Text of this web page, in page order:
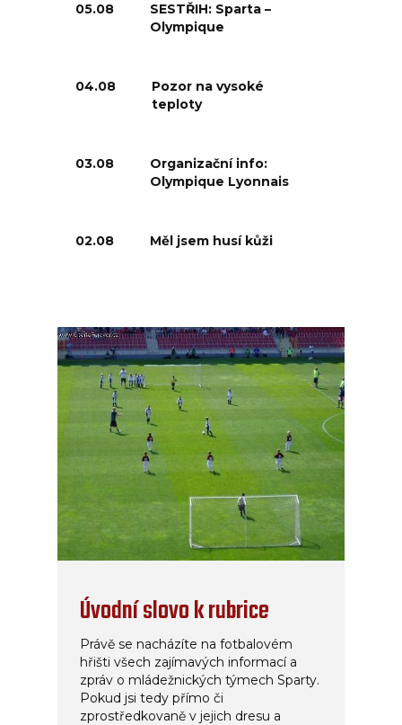
05.08
SESTŘIH: Sparta –
Olympique
04.08
Pozor na vysoké
teploty
03.08
Organizační info:
Olympique Lyonnais
02.08 Měl jsem husí kůži
Úvodní slovo k rubrice
Právě se nacházíte na fotbalovém
hřišti všech zajímavých informací a
zpráv o mládežnických týmech Sparty.
Pokud jsi tedy přímo či
zprostředkovaně v jejich dresu a